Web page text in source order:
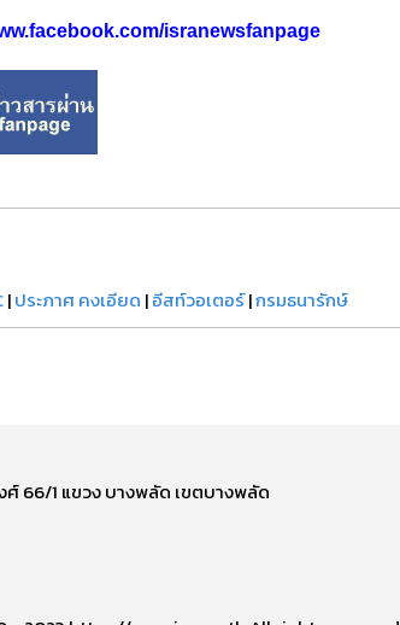
isranewsfanpage
|ประภาศ คงเอียด |อีสท์วอเตอร์|กรมธนารักษ์
ศ์ 66/1 แขวง บางพลัด เขตบางพลัด